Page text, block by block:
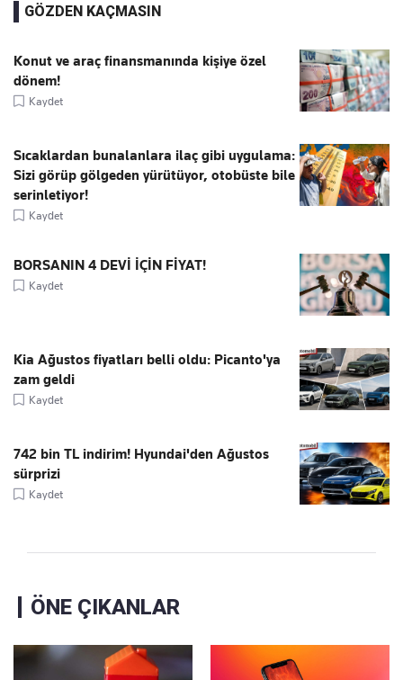
GÖZDEN KAÇMASIN
Konut ve araç finansmanında kişiye özel
dönem!
Kaydet
Sıcaklardan bunalanlara ilaç gibi uygulama:
Sizi görüp gölgeden yürütüyor, otobüste bile
serinletiyor!
Kaydet
BORSANIN 4 DEVİ İÇİN FİYAT!
Kaydet
Kia Ağustos fiyatları belli oldu: Picanto'ya
zam geldi
Kaydet
742 bin TL indirim! Hyundai'den Ağustos
sürprizi
Kaydet
ÖNE ÇIKANLAR